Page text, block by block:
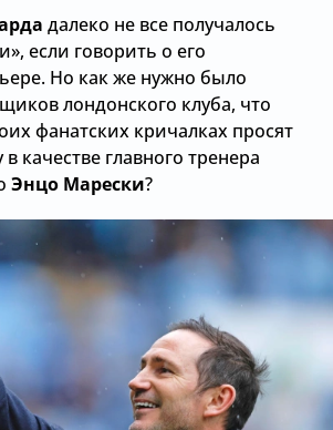
далеко не все получалось
если говорить о его
Но как же нужно было
лондонского клуба, что
фанатских кричалках просят
в качестве главного тренера
Энцо Марески?